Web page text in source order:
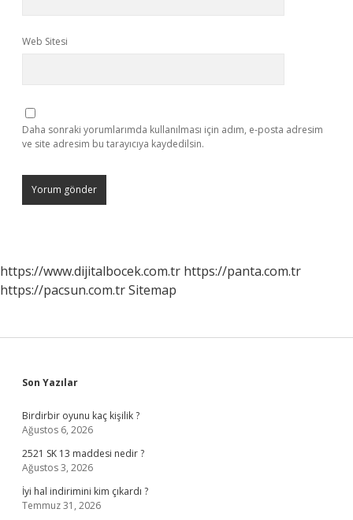
Web Sitesi
Daha sonraki yorumlarımda kullanılması için adım, e-posta adresim
ve site adresim bu tarayıcıya kaydedilsin.
https://www.dijitalbocek.com.tr https://panta.com.tr
https://pacsun.com.trSitemap
Sidebar
Son Yazılar
Birdirbir oyunu kaç kişilik ?
Ağustos 6, 2026
2521 SK 13 maddesi nedir ?
Ağustos 3, 2026
İyi hal indirimini kim çıkardı ?
Temmuz 31, 2026